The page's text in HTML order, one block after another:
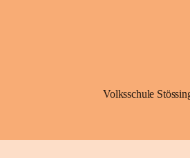
Volksschule